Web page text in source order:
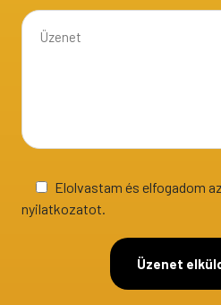
Elolvastam és elfogadom
nyilatkozatot.